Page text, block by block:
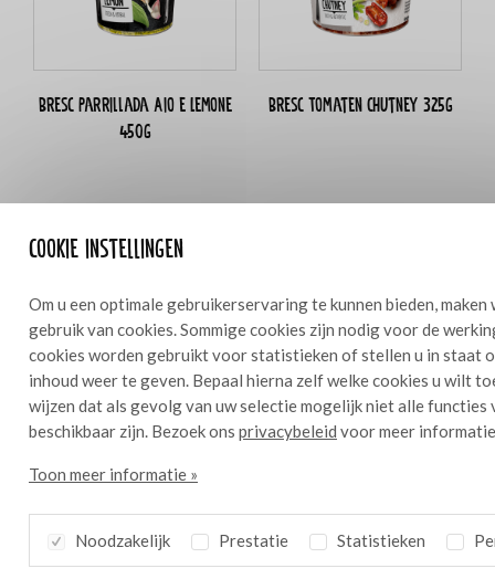
Cookie instellingen
Om u een optimale gebruikerservaring te kunnen bieden,
gebruik van cookies. Sommige cookies zijn nodig voor de
cookies worden gebruikt voor statistieken of stellen u in staat
inhoud weer te geven. Bepaal hierna zelf welke cookies u wilt
wijzen dat als gevolg van uw selectie mogelijk niet alle functies
beschikbaar zijn. Bezoek ons privacybeleid voor meer
Toon meer informatie »
Noodzakelijk Prestatie Statistieken
Bresc Parrillada Aio e Lemone
450g
Bresc Tomaten chutney 325g
Ingrediënten
1000 g ganzenborst
35 g Bresc Aio e lemone
2 mango
2 appel
bosje munt
Bresc Tomaten chutney
Bereidingswijze
Maak van de ganzenborst 6 sate's. Marineer de